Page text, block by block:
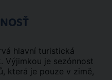
hlavní turistická
Výjimkou je sezónnost
která je pouze v zimě,